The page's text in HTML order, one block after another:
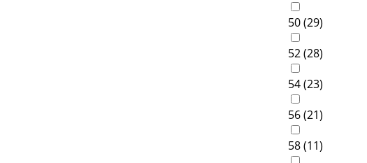
50 (29)
52 (28)
54 (23)
56 (21)
58 (11)